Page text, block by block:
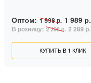
Оптом: 1 998 р. 1 989 р.
В розницу: 2 298 р. 2 289 р.
КУПИТЬ В 1 КЛИК